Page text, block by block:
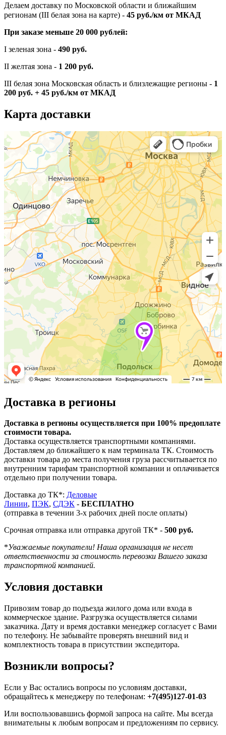
Делаем доставку по Московской области и ближайшим
регионам (III белая зона на карте) - 45 руб./км от МКАД
При заказе меньше 20 000 рублей:
I зеленая зона - 490 руб.
II желтая зона - 1 200 руб.
III белая зона Московская область и близлежащие регионы - 1
200 руб. + 45 руб./км от МКАД
Карта доставки
Доставка в регионы
Доставка в регионы осуществляется при 100% предоплате
стоимости товара.
Доставка осуществляется транспортными компаниями.
Доставляем до ближайшего к нам терминала ТК. Стоимость
доставки товара до места получения груза рассчитывается по
внутренним тарифам транспортной компании и оплачивается
отдельно при получении товара.
Доставка до ТК*: Деловые
Линии, ПЭК, СДЭК - БЕСПЛАТНО
(отправка в течении 3-х рабочих дней после оплаты)
Срочная отправка или отправка другой ТК* - 500 руб.
*Уважаемые покупатели! Наша организация не несет
ответственности за стоимость перевозки Вашего заказа
транспортной компанией.
Условия доставки
Привозим товар до подъезда жилого дома или входа в
коммерческое здание. Разгрузка осуществляется силами
заказчика. Дату и время доставки менеджер согласует с Вами
по телефону. Не забывайте проверять внешний вид и
комплектность товара в присутствии экспедитора.
Возникли вопросы?
Если у Вас остались вопросы по условиям доставки,
обращайтесь к менеджеру по телефонам: +7(495)127-01-03
Или воспользовавшись формой запроса на сайте. Мы всегда
внимательны к любым вопросам и предложениям по сервису.